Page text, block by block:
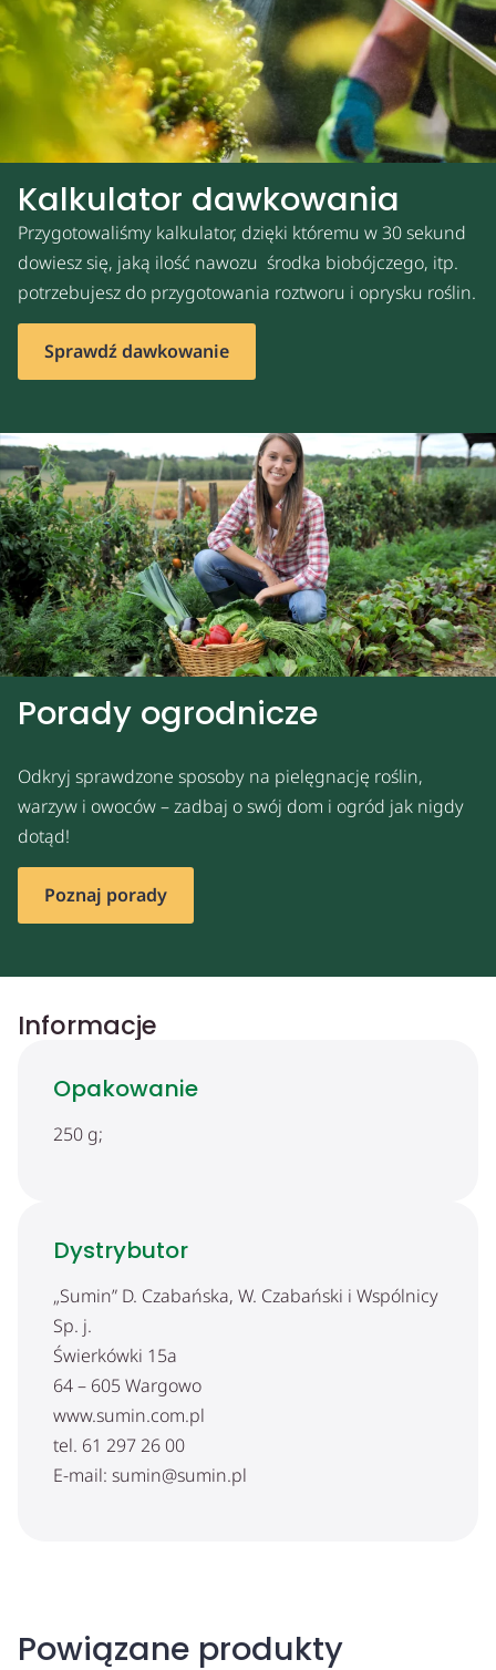
Kalkulator dawkowania
Przygotowaliśmy kalkulator, dzięki któremu w 30 sekund
dowiesz się, jaką ilość nawozu środka biobójczego, itp.
potrzebujesz do przygotowania roztworu i oprysku roślin.
Sprawdź dawkowanie
Porady ogrodnicze
Odkryj sprawdzone sposoby na pielęgnację roślin,
warzyw i owoców – zadbaj o swój dom i ogród jak nigdy
dotąd!
Poznaj porady
Informacje
Opakowanie
250 g;
Dystrybutor
„Sumin” D. Czabańska, W. Czabański i Wspólnicy
Sp. j.
Świerkówki 15a
64 – 605 Wargowo
www.sumin.com.pl
tel. 61 297 26 00
E-mail: sumin@sumin.pl
Powiązane produkty